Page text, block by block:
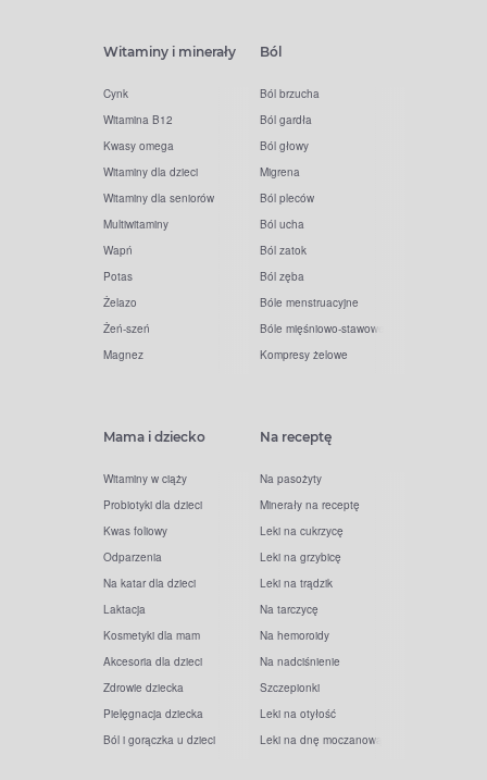
Witaminy i minerały
Cynk
Witamina B12
Kwasy omega
Witaminy dla dzieci
Witaminy dla seniorów
Multiwitaminy
Wapń
Potas
Żelazo
Żeń-szeń
Magnez
Ból
Ból brzucha
Ból gardła
Ból głowy
Migrena
Ból pleców
Ból ucha
Ból zatok
Ból zęba
Bóle menstruacyjne
Bóle mięśniowo-stawowe
Kompresy żelowe
Mama i dziecko
Witaminy w ciąży
Probiotyki dla dzieci
Kwas foliowy
Odparzenia
Na katar dla dzieci
Laktacja
Kosmetyki dla mam
Akcesoria dla dzieci
Zdrowie dziecka
Pielęgnacja dziecka
Ból i gorączka u dzieci
Na receptę
Na pasożyty
Minerały na receptę
Leki na cukrzycę
Leki na grzybicę
Leki na trądzik
Na tarczycę
Na hemoroidy
Na nadciśnienie
Szczepionki
Leki na otyłość
Leki na dnę moczanową